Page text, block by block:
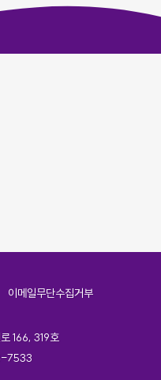
이메일무단수집거부
166, 319호
7533